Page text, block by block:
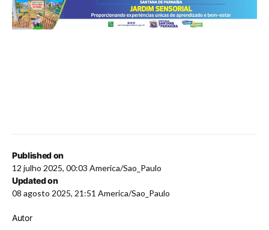
Published on
12 julho 2025, 00:03 America/Sao_Paulo
Updated on
08 agosto 2025, 21:51 America/Sao_Paulo
Autor